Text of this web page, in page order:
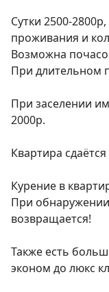
Сутки 2500-
проживания и
Возможна
При длительном
При заселении
2000р.
Квартира
Курение в
При
возвращается!
Также есть
эконом до люкс